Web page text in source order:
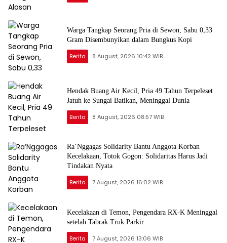
Warga Tangkap Seorang Pria di Sewon, Sabu 0,33
Gram Disembunyikan dalam Bungkus Kopi
Berita 8 August, 2026 10:42 WIB
Hendak Buang Air Kecil, Pria 49 Tahun Terpeleset
Jatuh ke Sungai Batikan, Meninggal Dunia
Berita 8 August, 2026 08:57 WIB
Ra’Nggagas Solidarity Bantu Anggota Korban
Kecelakaan, Totok Gogon: Solidaritas Harus Jadi
Tindakan Nyata
Berita 7 August, 2026 16:02 WIB
Kecelakaan di Temon, Pengendara RX-K Meninggal
setelah Tabrak Truk Parkir
Berita 7 August, 2026 13:06 WIB